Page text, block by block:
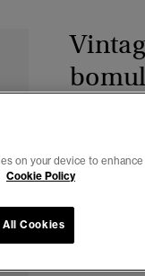
Du sparer 50%
on your device to
Cookie Policy
Cookies